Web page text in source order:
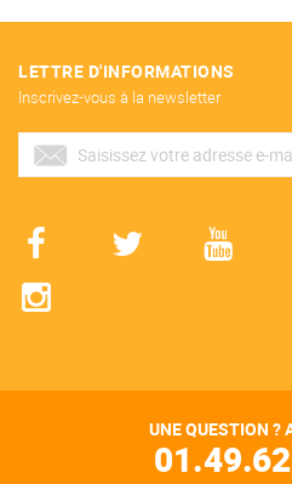
LETTRE D'INFORMATIONS
Inscrivez-vous à la newsletter
UNE QUESTION ?